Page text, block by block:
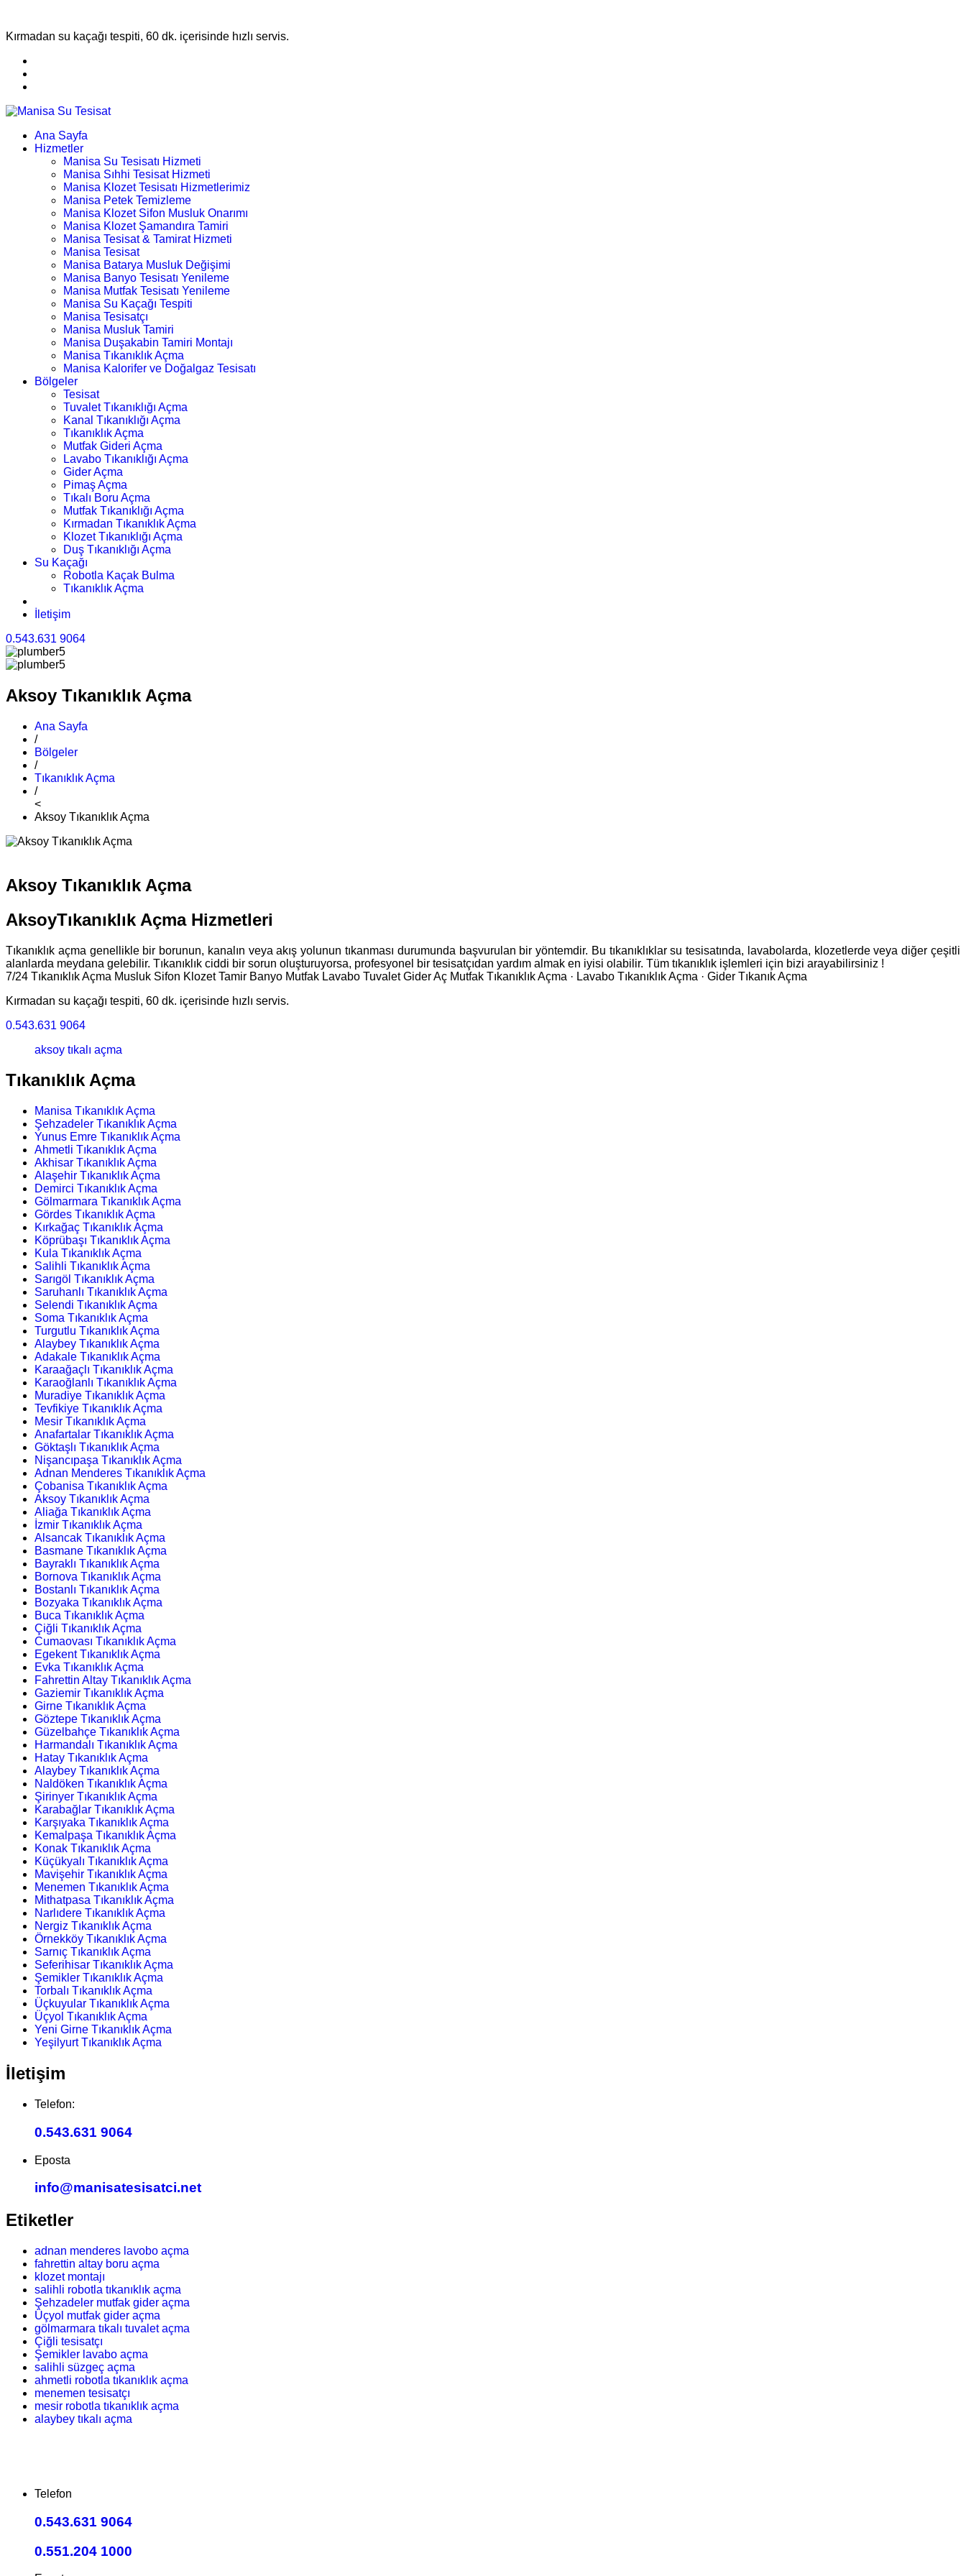
Kırmadan su kaçağı tespiti, 60 dk. içerisinde hızlı servis.
Ana Sayfa
Hizmetler
Manisa Su Tesisatı Hizmeti
Manisa Sıhhi Tesisat Hizmeti
Manisa Klozet Tesisatı Hizmetlerimiz
Manisa Petek Temizleme
Manisa Klozet Sifon Musluk Onarımı
Manisa Klozet Şamandıra Tamiri
Manisa Tesisat & Tamirat Hizmeti
Manisa Tesisat
Manisa Batarya Musluk Değişimi
Manisa Banyo Tesisatı Yenileme
Manisa Mutfak Tesisatı Yenileme
Manisa Su Kaçağı Tespiti
Manisa Tesisatçı
Manisa Musluk Tamiri
Manisa Duşakabin Tamiri Montajı
Manisa Tıkanıklık Açma
Manisa Kalorifer ve Doğalgaz Tesisatı
Bölgeler
Tesisat
Tuvalet Tıkanıklığı Açma
Kanal Tıkanıklığı Açma
Tıkanıklık Açma
Mutfak Gideri Açma
Lavabo Tıkanıklığı Açma
Gider Açma
Pimaş Açma
Tıkalı Boru Açma
Mutfak Tıkanıklığı Açma
Kırmadan Tıkanıklık Açma
Klozet Tıkanıklığı Açma
Duş Tıkanıklığı Açma
Su Kaçağı
Robotla Kaçak Bulma
Tıkanıklık Açma
İletişim
0.543.631 9064
Aksoy Tıkanıklık Açma
Ana Sayfa
/
Bölgeler
/
Tıkanıklık Açma
/
<
Aksoy Tıkanıklık Açma
Aksoy Tıkanıklık Açma
AksoyTıkanıklık Açma Hizmetleri
Tıkanıklık açma genellikle bir borunun, kanalın veya akış yolunun tıkanması durumunda başvurulan bir yöntemdir. Bu tıkanıklıklar su tesisatında, lavabolarda, klozetlerde veya diğer çeşitli
alanlarda meydana gelebilir. Tıkanıklık ciddi bir sorun oluşturuyorsa, profesyonel bir tesisatçıdan yardım almak en iyisi olabilir. Tüm tıkanıklık işlemleri için bizi arayabilirsiniz !
7/24 Tıkanıklık Açma Musluk Sifon Klozet Tamir Banyo Mutfak Lavabo Tuvalet Gider Aç ‎Mutfak Tıkanıklık Açma · ‎Lavabo Tıkanıklık Açma · ‎Gider Tıkanık Açma
Kırmadan su kaçağı tespiti, 60 dk. içerisinde hızlı servis.
0.543.631 9064
aksoy tıkalı açma
Tıkanıklık Açma
Manisa Tıkanıklık Açma
Şehzadeler Tıkanıklık Açma
Yunus Emre Tıkanıklık Açma
Ahmetli Tıkanıklık Açma
Akhisar Tıkanıklık Açma
Alaşehir Tıkanıklık Açma
Demirci Tıkanıklık Açma
Gölmarmara Tıkanıklık Açma
Gördes Tıkanıklık Açma
Kırkağaç Tıkanıklık Açma
Köprübaşı Tıkanıklık Açma
Kula Tıkanıklık Açma
Salihli Tıkanıklık Açma
Sarıgöl Tıkanıklık Açma
Saruhanlı Tıkanıklık Açma
Selendi Tıkanıklık Açma
Soma Tıkanıklık Açma
Turgutlu Tıkanıklık Açma
Alaybey Tıkanıklık Açma
Adakale Tıkanıklık Açma
Karaağaçlı Tıkanıklık Açma
Karaoğlanlı Tıkanıklık Açma
Muradiye Tıkanıklık Açma
Tevfikiye Tıkanıklık Açma
Mesir Tıkanıklık Açma
Anafartalar Tıkanıklık Açma
Göktaşlı Tıkanıklık Açma
Nişancıpaşa Tıkanıklık Açma
Adnan Menderes Tıkanıklık Açma
Çobanisa Tıkanıklık Açma
Aksoy Tıkanıklık Açma
Aliağa Tıkanıklık Açma
İzmir Tıkanıklık Açma
Alsancak Tıkanıklık Açma
Basmane Tıkanıklık Açma
Bayraklı Tıkanıklık Açma
Bornova Tıkanıklık Açma
Bostanlı Tıkanıklık Açma
Bozyaka Tıkanıklık Açma
Buca Tıkanıklık Açma
Çiğli Tıkanıklık Açma
Cumaovası Tıkanıklık Açma
Egekent Tıkanıklık Açma
Evka Tıkanıklık Açma
Fahrettin Altay Tıkanıklık Açma
Gaziemir Tıkanıklık Açma
Girne Tıkanıklık Açma
Göztepe Tıkanıklık Açma
Güzelbahçe Tıkanıklık Açma
Harmandalı Tıkanıklık Açma
Hatay Tıkanıklık Açma
Alaybey Tıkanıklık Açma
Naldöken Tıkanıklık Açma
Şirinyer Tıkanıklık Açma
Karabağlar Tıkanıklık Açma
Karşıyaka Tıkanıklık Açma
Kemalpaşa Tıkanıklık Açma
Konak Tıkanıklık Açma
Küçükyalı Tıkanıklık Açma
Mavişehir Tıkanıklık Açma
Menemen Tıkanıklık Açma
Mithatpasa Tıkanıklık Açma
Narlıdere Tıkanıklık Açma
Nergiz Tıkanıklık Açma
Örnekköy Tıkanıklık Açma
Sarnıç Tıkanıklık Açma
Seferihisar Tıkanıklık Açma
Şemikler Tıkanıklık Açma
Torbalı Tıkanıklık Açma
Üçkuyular Tıkanıklık Açma
Üçyol Tıkanıklık Açma
Yeni Girne Tıkanıklık Açma
Yeşilyurt Tıkanıklık Açma
İletişim
Telefon:
0.543.631 9064
Eposta
info@manisatesisatci.net
Etiketler
adnan menderes lavobo açma
fahrettin altay boru açma
klozet montajı
salihli robotla tıkanıklık açma
Şehzadeler mutfak gider açma
Üçyol mutfak gider açma
gölmarmara tıkalı tuvalet açma
Çiğli tesisatçı
Şemikler lavabo açma
salihli süzgeç açma
ahmetli robotla tıkanıklık açma
menemen tesisatçı
mesir robotla tıkanıklık açma
alaybey tıkalı açma
Telefon
0.543.631 9064
0.551.204 1000